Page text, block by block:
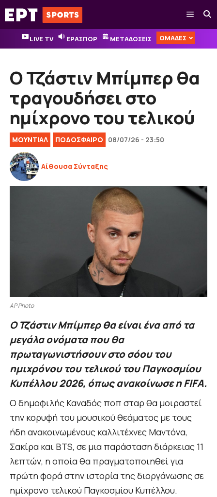
Μετάβαση
σε
περιεχόμενο
Μενού
LIVE TV ΕΡΑΣΠΟΡ ΜΕΤΑΔΟΣΕΙΣ ΟΜΑΔΕΣ
Ο Τζάστιν Μπίμπερ θα
τραγουδήσει στο
ημίχρονο του τελικού
ΜΟΥΝΤΙΑΛ ΠΟΔΟΣΦΑΙΡΟ 08/07/26 - 23:50
Αίθουσα Σύνταξης
AP Photo
Ο Τζάστιν Μπίμπερ θα είναι ένα από τα
μεγάλα ονόματα που θα
πρωταγωνιστήσουν στο σόου του
ημιχρόνου του τελικού του Παγκοσμίου
Κυπέλλου 2026, όπως ανακοίνωσε η FIFA.
Ο δημοφιλής Καναδός ποπ σταρ θα μοιραστεί
την κορυφή του μουσικού θεάματος με τους
ήδη ανακοινωμένους καλλιτέχνες Μαντόνα,
Σακίρα και BTS, σε μια παράσταση διάρκειας 11
λεπτών, η οποία θα πραγματοποιηθεί για
πρώτη φορά στην ιστορία της διοργάνωσης σε
ημίχρονο τελικού Παγκοσμίου Κυπέλλου.